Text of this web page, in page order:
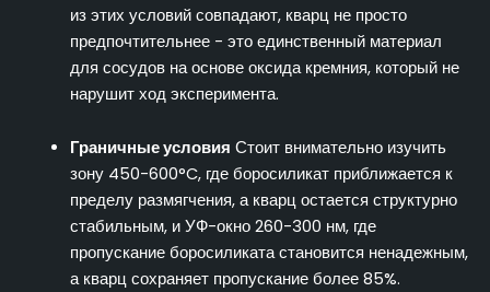
из этих условий совпадают, кварц не просто
предпочтительнее - это единственный материал
для сосудов на основе оксида кремния, который не
нарушит ход эксперимента.
Граничные условия Стоит внимательно изучить
зону 450-600°C, где боросиликат приближается к
пределу размягчения, а кварц остается структурно
стабильным, и УФ-окно 260-300 нм, где
пропускание боросиликата становится ненадежным,
а кварц сохраняет пропускание более 85%.